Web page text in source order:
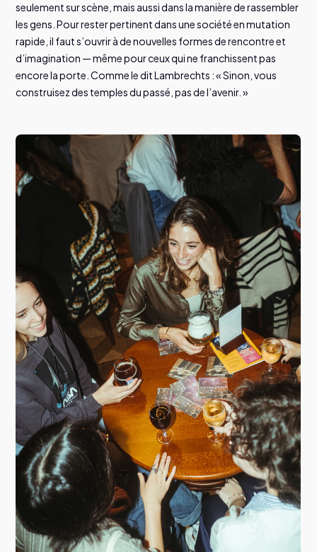
seulement sur scène, mais aussi dans la manière de rassembler
les gens. Pour rester pertinent dans une société en mutation
rapide, il faut s’ouvrir à de nouvelles formes de rencontre et
d’imagination — même pour ceux qui ne franchissent pas
encore la porte. Comme le dit Lambrechts : « Sinon, vous
construisez des temples du passé, pas de l’avenir. »